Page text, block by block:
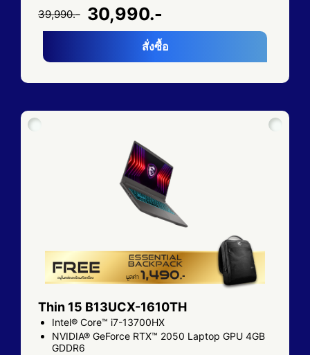
39,990.- 30,990.-
สั่งซื้อ
Thin 15 B13UCX-1610TH
Intel® Core™ i7-13700HX
NVIDIA® GeForce RTX™ 2050 Laptop GPU 4GB
GDDR6